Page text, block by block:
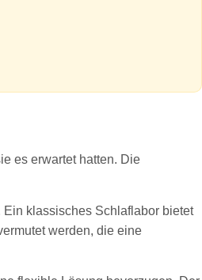
es erwartet hatten. Die
klassisches Schlaflabor bietet
werden, die eine